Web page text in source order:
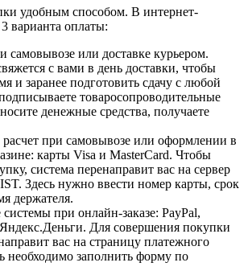
удобным способом. В интернет-
варианта оплаты:
самовывозе или доставке курьером.
с вами в день доставки, чтобы
и заранее подготовить сдачу с любой
товаросопроводительные
денежные средства, получаете
при самовывозе или оформлении в
карты Visa и MasterCard. Чтобы
система перенаправит вас на сервер
Здесь нужно ввести номер карты, срок
держателя.
при онлайн-заказе: PayPal,
Для совершения покупки
вас на страницу платежного
необходимо заполнить форму по